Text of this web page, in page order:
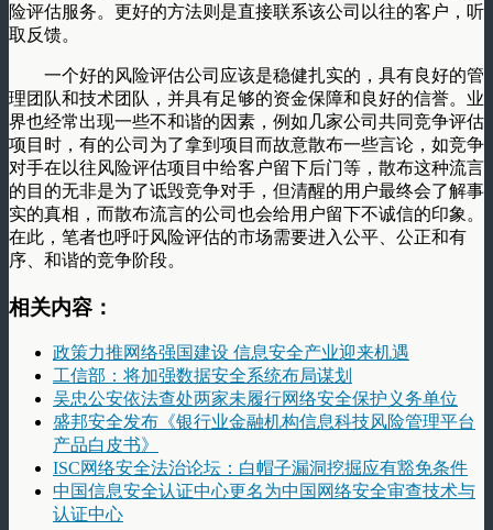
险评估服务。更好的方法则是直接联系该公司以往的客户，听
取反馈。
一个好的风险评估公司应该是稳健扎实的，具有良好的管
理团队和技术团队，并具有足够的资金保障和良好的信誉。业
界也经常出现一些不和谐的因素，例如几家公司共同竞争评估
项目时，有的公司为了拿到项目而故意散布一些言论，如竞争
对手在以往风险评估项目中给客户留下后门等，散布这种流言
的目的无非是为了诋毁竞争对手，但清醒的用户最终会了解事
实的真相，而散布流言的公司也会给用户留下不诚信的印象。
在此，笔者也呼吁风险评估的市场需要进入公平、公正和有
序、和谐的竞争阶段。
相关内容：
政策力推网络强国建设 信息安全产业迎来机遇
工信部：将加强数据安全系统布局谋划
吴忠公安依法查处两家未履行网络安全保护义务单位
盛邦安全发布《银行业金融机构信息科技风险管理平台
产品白皮书》
ISC网络安全法治论坛：白帽子漏洞挖掘应有豁免条件
中国信息安全认证中心更名为中国网络安全审查技术与
认证中心